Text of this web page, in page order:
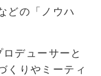
どの「ノウハ
デューサーと
くりやミーティ